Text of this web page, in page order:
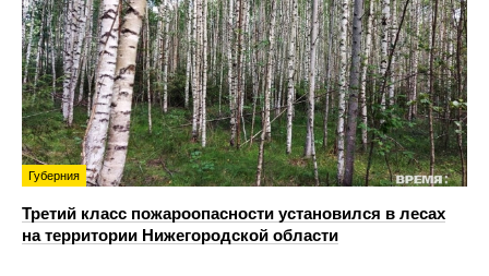
Губерния
Третий класс пожароопасности установился в лесах
на территории Нижегородской области